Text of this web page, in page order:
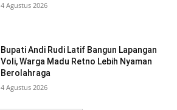
4 Agustus 2026
Bupati Andi Rudi Latif Bangun Lapangan
Voli, Warga Madu Retno Lebih Nyaman
Berolahraga
4 Agustus 2026